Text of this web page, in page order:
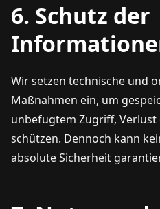
6. Schutz der
Wir setzen technische und
Maßnahmen ein, um
unbefugtem Zugriff,
schützen. Dennoch kann
absolute Sicherheit